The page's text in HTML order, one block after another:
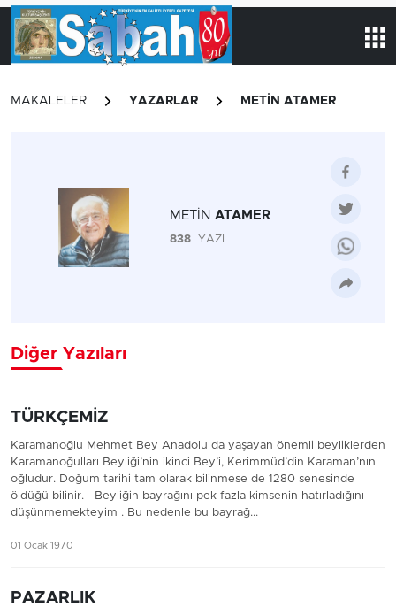
MAKALELER YAZARLAR METİN ATAMER
METİN ATAMER
838 YAZI
Diğer Yazıları
TÜRKÇEMİZ
Karamanoğlu Mehmet Bey Anadolu da yaşayan önemli beyliklerden
Karamanoğulları Beyliği’nin ikinci Bey’i, Kerimmüd’din Karaman’nın
oğludur. Doğum tarihi tam olarak bilinmese de 1280 senesinde
öldüğü bilinir. Beyliğin bayrağını pek fazla kimsenin hatırladığını
düşünmemekteyim . Bu nedenle bu bayrağ...
01 Ocak 1970
PAZARLIK